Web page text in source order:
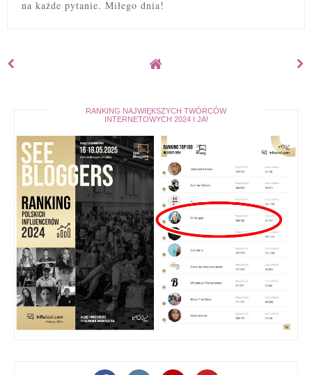
na każde pytanie. Miłego dnia!
RANKING NAJWIĘKSZYCH TWÓRCÓW
INTERNETOWYCH 2024 I JA!